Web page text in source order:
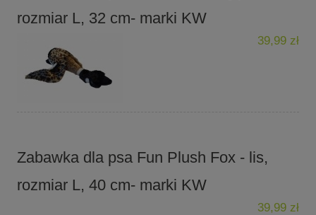
rozmiar L, 32 cm- marki KW
39,99 zł
Zabawka dla psa Fun Plush Fox - lis,
rozmiar L, 40 cm- marki KW
39,99 zł